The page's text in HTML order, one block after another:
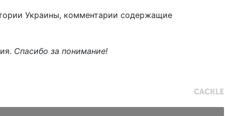
Украины, комментарии содержащие
Спасибо за понимание!